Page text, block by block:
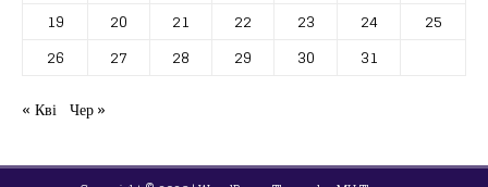
19
20 21 22 23 24
25
26
27 28 29 30
31
« Кві Чер »